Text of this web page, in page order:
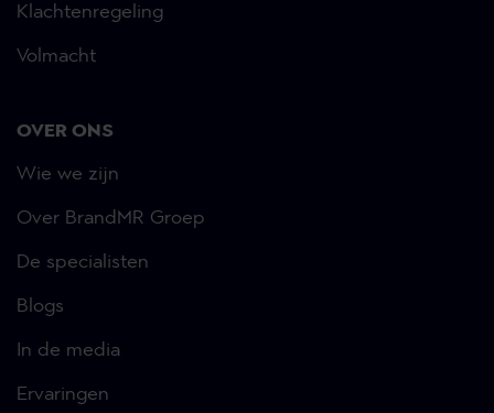
Klachtenregeling
Volmacht
OVER ONS
Wie we zijn
Over BrandMR Groep
De specialisten
Blogs
In de media
Ervaringen